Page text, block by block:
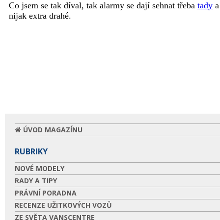
ÚVOD MAGAZÍNU
RUBRIKY
NOVÉ MODELY
RADY A TIPY
PRÁVNÍ PORADNA
RECENZE UŽITKOVÝCH VOZŮ
ZE SVĚTA VANSCENTRE